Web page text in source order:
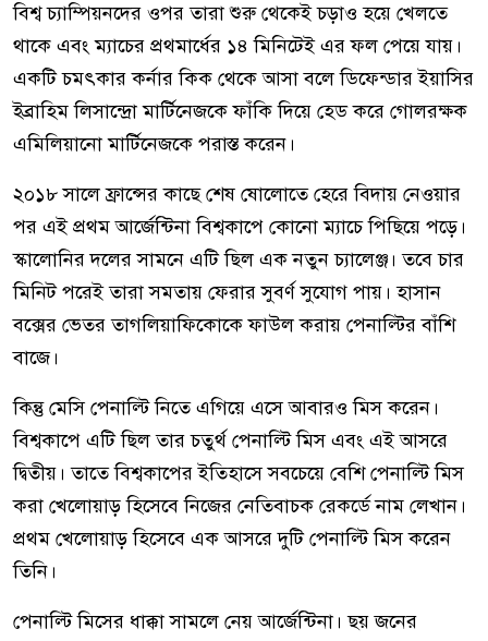
বিশ্ব চ্যাম্পিয়নদের ওপর তারা শুরু থেকেই চড়াও হয়ে খেলতে
থাকে এবং ম্যাচের প্রথমার্ধের ১৪ মিনিটেই এর ফল পেয়ে যায়।
একটি চমৎকার কর্নার কিক থেকে আসা বলে ডিফেন্ডার ইয়াসির
ইব্রাহিম লিসান্দ্রো মার্টিনেজকে ফাঁকি দিয়ে হেড করে গোলরক্ষক
এমিলিয়ানো মার্টিনেজকে পরাস্ত করেন।
২০১৮ সালে ফ্রান্সের কাছে শেষ ষোলোতে হেরে বিদায় নেওয়ার
পর এই প্রথম আর্জেন্টিনা বিশ্বকাপে কোনো ম্যাচে পিছিয়ে পড়ে।
স্কালোনির দলের সামনে এটি ছিল এক নতুন চ্যালেঞ্জ। তবে চার
মিনিট পরেই তারা সমতায় ফেরার সুবর্ণ সুযোগ পায়। হাসান
বক্সের ভেতর তাগলিয়াফিকোকে ফাউল করায় পেনাল্টির বাঁশি
বাজে।
কিন্তু মেসি পেনাল্টি নিতে এগিয়ে এসে আবারও মিস করেন।
বিশ্বকাপে এটি ছিল তার চতুর্থ পেনাল্টি মিস এবং এই আসরে
দ্বিতীয়। তাতে বিশ্বকাপের ইতিহাসে সবচেয়ে বেশি পেনাল্টি মিস
করা খেলোয়াড় হিসেবে নিজের নেতিবাচক রেকর্ডে নাম লেখান।
প্রথম খেলোয়াড় হিসেবে এক আসরে দুটি পেনাল্টি মিস করেন
তিনি।
পেনাল্টি মিসের ধাক্কা সামলে নেয় আর্জেন্টিনা। ছয় জনের